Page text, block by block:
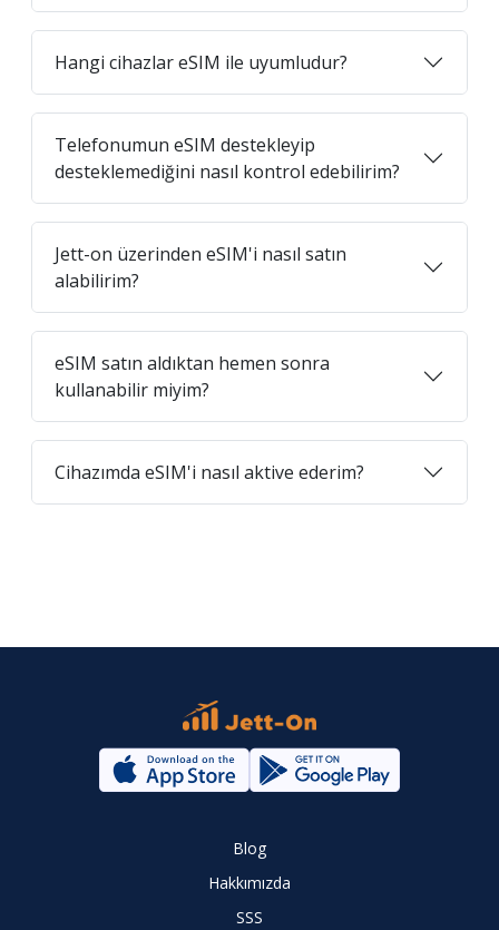
Hangi cihazlar eSIM ile uyumludur?
Telefonumun eSIM destekleyip
desteklemediğini nasıl kontrol edebilirim?
Jett-on üzerinden eSIM'i nasıl satın
alabilirim?
eSIM satın aldıktan hemen sonra
kullanabilir miyim?
Cihazımda eSIM'i nasıl aktive ederim?
Blog
Hakkımızda
SSS